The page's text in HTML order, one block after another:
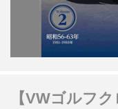
【VWゴルフ